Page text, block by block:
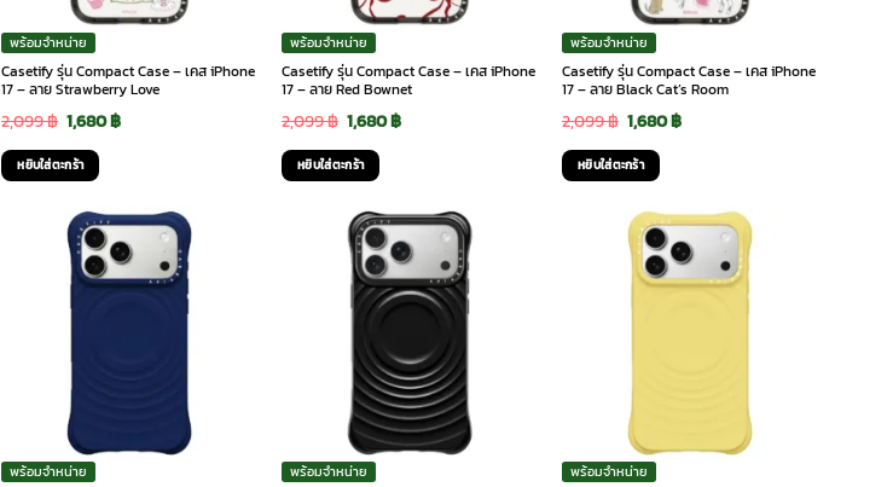
พร้อมจำหน่าย
Casetify รุ่น Compact Case – เคส iPhone
17 – ลาย Strawberry Love
2,099฿ Original
price
was:
2,099 ฿.
1,680฿Current
1,680 ฿.
หยิบใส่ตะกร้า
พร้อมจำหน่าย
Casetify รุ่น Compact Case – เคส iPhone
17 – ลาย Red Bownet
2,099฿ Original
price
was:
2,099 ฿.
1,680฿Current
1,680 ฿.
หยิบใส่ตะกร้า
พร้อมจำหน่าย
Casetify รุ่น Compact Case – เคส iPhone
17 – ลาย Black Cat’s Room
2,099฿ Original
price
was:
2,099 ฿.
1,680฿Current
1,680 ฿.
หยิบใส่ตะกร้า
พร้อมจำหน่าย พร้อมจำหน่าย พร้อมจำหน่าย